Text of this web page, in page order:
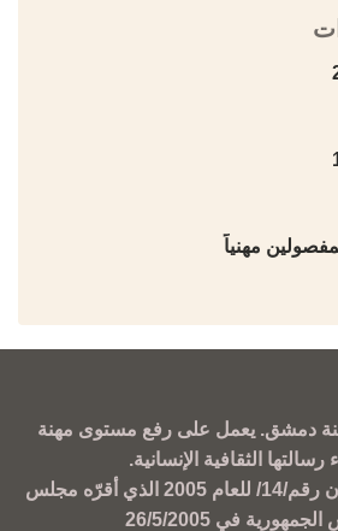
مهنياً
دمشق. يعمل على رفع مستوى مهنة
رسالتها الثقافية الإنسانية.
تم إنشاؤه بموجب القانون رقم/14/ للعام 2005 الذي أقرّه مجلس
في 26/5/2005